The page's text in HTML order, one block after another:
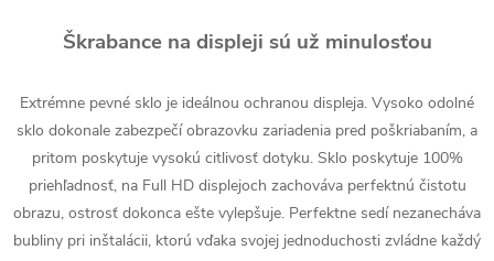
Škrabance na displeji sú už minulosťou
Extrémne pevné sklo je ideálnou ochranou displeja. Vysoko odolné
sklo dokonale zabezpečí obrazovku zariadenia pred poškriabaním, a
pritom poskytuje vysokú citlivosť dotyku. Sklo poskytuje 100%
priehľadnosť, na Full HD displejoch zachováva perfektnú čistotu
obrazu, ostrosť dokonca ešte vylepšuje. Perfektne sedí nezanecháva
bubliny pri inštalácii, ktorú vďaka svojej jednoduchosti zvládne každý